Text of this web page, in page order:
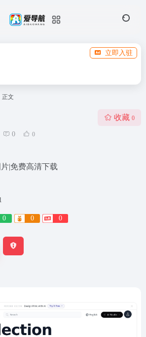
立即入驻
正文
0 0
收藏 0
|免费高清下载
0 0 0